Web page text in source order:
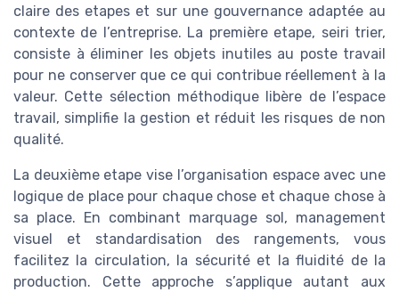
claire des etapes et sur une gouvernance adaptée au
contexte de l’entreprise. La première etape, seiri trier,
consiste à éliminer les objets inutiles au poste travail
pour ne conserver que ce qui contribue réellement à la
valeur. Cette sélection méthodique libère de l’espace
travail, simplifie la gestion et réduit les risques de non
qualité.
La deuxième etape vise l’organisation espace avec une
logique de place pour chaque chose et chaque chose à
sa place. En combinant marquage sol, management
visuel et standardisation des rangements, vous
facilitez la circulation, la sécurité et la fluidité de la
production. Cette approche s’applique autant aux